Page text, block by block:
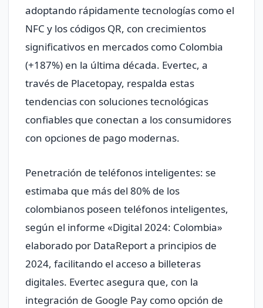
adoptando rápidamente tecnologías como el
NFC y los códigos QR, con crecimientos
significativos en mercados como Colombia
(+187%) en la última década. Evertec, a
través de Placetopay, respalda estas
tendencias con soluciones tecnológicas
confiables que conectan a los consumidores
con opciones de pago modernas.
Penetración de teléfonos inteligentes: se
estimaba que más del 80% de los
colombianos poseen teléfonos inteligentes,
según el informe «Digital 2024: Colombia»
elaborado por DataReport a principios de
2024, facilitando el acceso a billeteras
digitales. Evertec asegura que, con la
integración de Google Pay como opción de